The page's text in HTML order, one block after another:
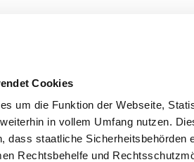
Cookies
um die Funktion der Webseite,
in vollem Umfang nutzen.
dass staatliche
Rechtsbehelfe und